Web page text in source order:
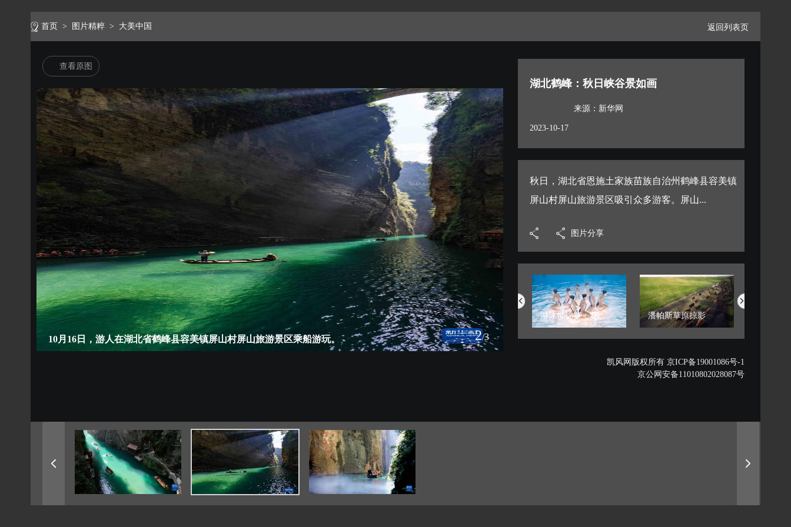
首页 > 图片精粹 > 大美中国 返回列表页
查看原图
10月16日，游人在湖北省鹤峰县容美镇屏山村屏山旅游景区乘船游玩。 2/3
湖北鹤峰：秋日峡谷景如画
来源：新华网
2023-10-17
秋日，湖北省恩施土家族苗族自治州鹤峰县容美镇
屏山村屏山旅游景区吸引众多游客。屏山...
图片分享
中国航空明星产... 网住夏日氛围 ... 游泳世锦赛：花... 潘帕斯草原掠影
凯风网版权所有 京ICP备19001086号-1
京公网安备11010802028087号